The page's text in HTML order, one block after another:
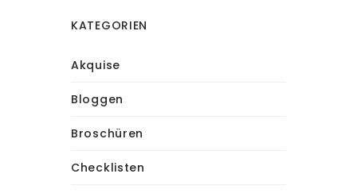
KATEGORIEN
Akquise
Bloggen
Broschüren
Checklisten